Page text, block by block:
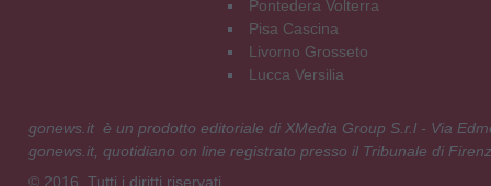
Pontedera Volterra
Pisa Cascina
Livorno Grosseto
Lucca Versilia
gonews.it è un prodotto editoriale di XMedia Group S.r.l - Via
gonews.it, quotidiano on line registrato presso il Tribunale di
© 2016. Tutti i diritti riservati.